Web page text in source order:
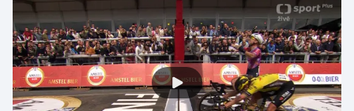
Judo
Krasobruslení
Lezení